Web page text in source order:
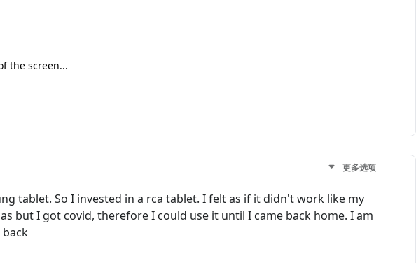
the screen...
更多选项
tablet. So I invested in a rca tablet. I felt as if it didn't work like my
but I got covid, therefore I could use it until I came back home. I am